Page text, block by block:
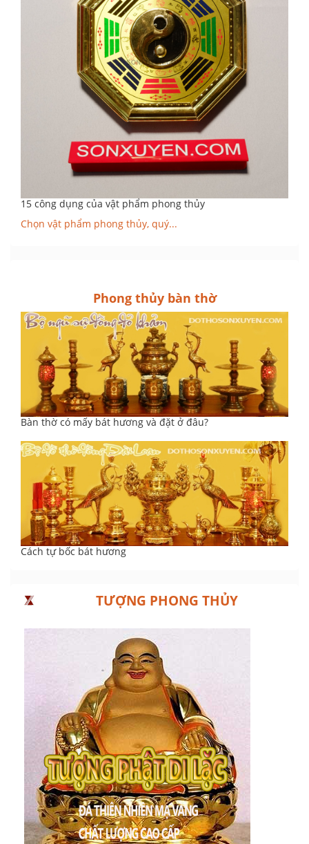
15 công dụng của vật phẩm phong thủy
Chọn vật phẩm phong thủy, quý...
Phong thủy bàn thờ
Bàn thờ có mấy bát hương và đặt ở đâu?
Cách tự bốc bát hương
TƯỢNG PHONG THỦY